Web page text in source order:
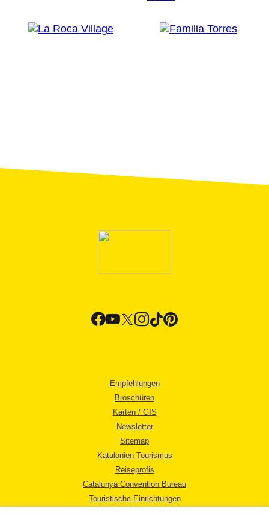
Empfehlungen
Broschüren
Karten / GIS
Newsletter
Sitemap
Katalonien Tourismus
Reiseprofis
Catalunya Convention Bureau
Touristische Einrichtungen